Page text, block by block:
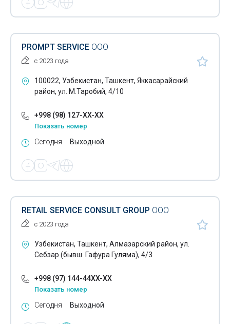
PROMPT SERVICE ООО
с 2023 года
100022, Узбекистан, Ташкент, Яккасарайский
район, ул. М.Таробий, 4/10
+998 (98) 127-XX-XX
Показать номер
Сегодня Выходной
RETAIL SERVICE CONSULT GROUP ООО
с 2023 года
Узбекистан, Ташкент, Алмазарский район, ул.
Себзар (бывш. Гафура Гуляма), 4/3
+998 (97) 144-44XX-XX
Показать номер
Сегодня Выходной